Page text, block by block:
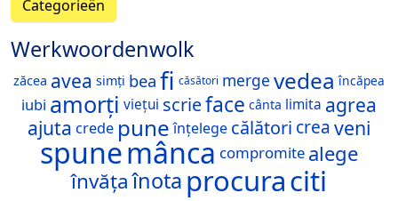
Categorieën
Werkwoordenwolk
zăcea avea simți bea fi căsători merge vedea încăpea
iubi amorți viețui scrieface cânta limita agrea
ajuta crede pune înțelege călători creaveni
spunemânca compromite alege
învățaînota procuraciti